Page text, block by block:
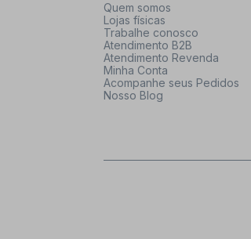
Quem somos
Lojas físicas
Trabalhe conosco
Atendimento B2B
Atendimento Revenda
Minha Conta
Acompanhe seus Pedidos
Nosso Blog